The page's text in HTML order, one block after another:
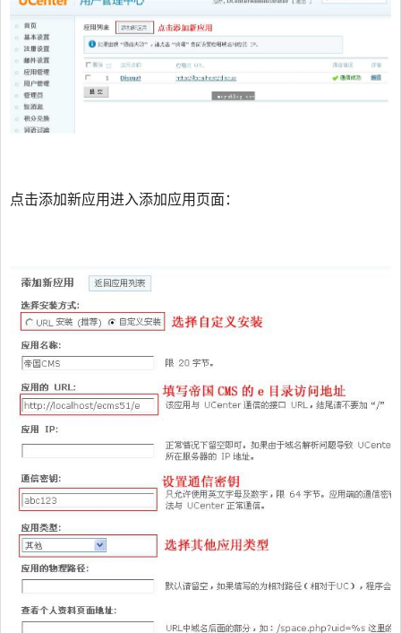
点击添加新应用进入添加应用页面：